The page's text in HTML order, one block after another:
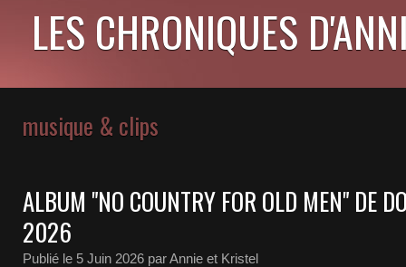
LES CHRONIQUES
musique & clips
ALBUM "NO COUNTRY FOR OLD MEN" DE
2026
Publié le 5 Juin 2026 par Annie et Kristel